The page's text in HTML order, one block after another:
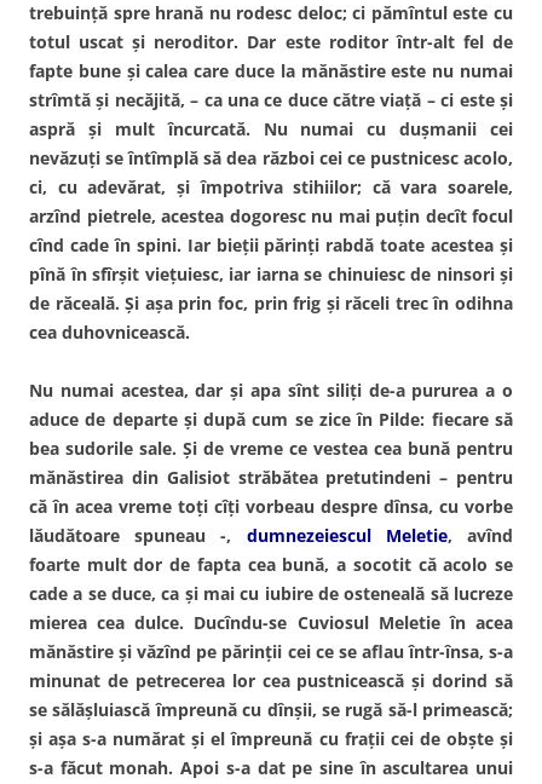
trebuinţă spre hrană nu rodesc deloc; ci pămîntul este cu
totul uscat şi neroditor. Dar este roditor într-alt fel de
fapte bune şi calea care duce la mănăstire este nu numai
strîmtă şi necăjită, – ca una ce duce către viaţă – ci este şi
aspră şi mult încurcată. Nu numai cu duşmanii cei
nevăzuţi se întîmplă să dea război cei ce pustnicesc acolo,
ci, cu adevărat, şi împotriva stihiilor; că vara soarele,
arzînd pietrele, acestea dogoresc nu mai puţin decît focul
cînd cade în spini. Iar bieţii părinţi rabdă toate acestea şi
pînă în sfîrşit vieţuiesc, iar iarna se chinuiesc de ninsori şi
de răceală. Şi aşa prin foc, prin frig şi răceli trec în odihna
cea duhovnicească.
Nu numai acestea, dar şi apa sînt siliţi de-a pururea a o
aduce de departe şi după cum se zice în Pilde: fiecare să
bea sudorile sale. Şi de vreme ce vestea cea bună pentru
mănăstirea din Galisiot străbătea pretutindeni – pentru
că în acea vreme toţi cîţi vorbeau despre dînsa, cu vorbe
lăudătoare spuneau -, dumnezeiescul Meletie, avînd
foarte mult dor de fapta cea bună, a socotit că acolo se
cade a se duce, ca şi mai cu iubire de osteneală să lucreze
mierea cea dulce. Ducîndu-se Cuviosul Meletie în acea
mănăstire şi văzînd pe părinţii cei ce se aflau într-însa, s-a
minunat de petrecerea lor cea pustnicească şi dorind să
se sălăşluiască împreună cu dînşii, se rugă să-l primească;
şi aşa s-a numărat şi el împreună cu fraţii cei de obşte şi
s-a făcut monah. Apoi s-a dat pe sine în ascultarea unui